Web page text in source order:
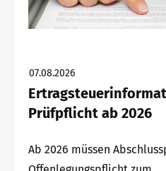
07.08.2026
Prüfpflicht ab 2026
Ab 2026 müssen